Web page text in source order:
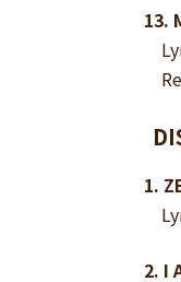
13.
1.
2. I